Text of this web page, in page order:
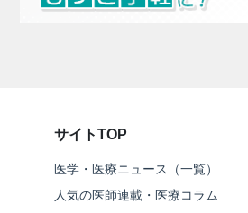
サイトTOP
医学・医療ニュース（一覧）
人気の医師連載・医療コラム